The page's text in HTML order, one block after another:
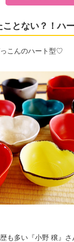
ことない？！ハ
こんのハート型♡
も多い『小野 穣』